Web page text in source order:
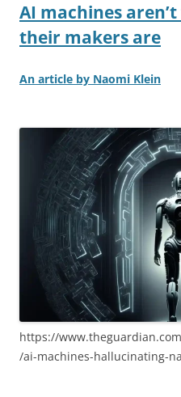
AI machines
their makers are
An article by Naomi Klein
https://
/ai-machines-hallucinating-